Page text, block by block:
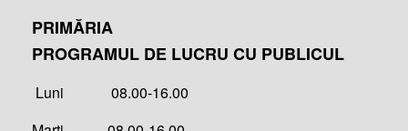
PRIMĂRIA
PROGRAMUL DE LUCRU CU PUBLICUL
Luni 08.00-16.00